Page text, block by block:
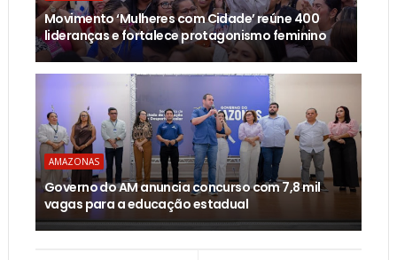
Movimento ‘Mulheres com Cidade’ reúne 400
lideranças e fortalece protagonismo feminino
AMAZONAS
Governo do AM anuncia concurso com 7,8 mil
vagas para a educação estadual